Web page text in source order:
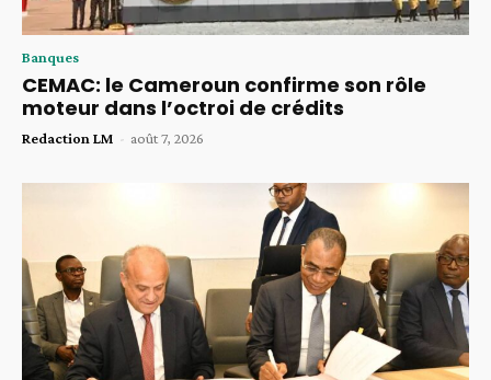
Banques
CEMAC: le Cameroun confirme son rôle
moteur dans l’octroi de crédits
Redaction LM - août 7, 2026